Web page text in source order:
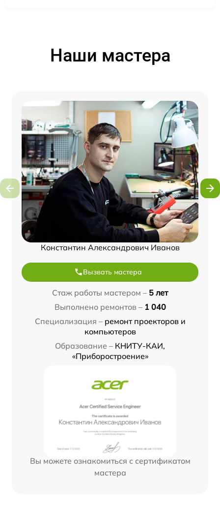
Наши мастера
Константин Александрович Иванов
Вызвать мастера
Стаж работы мастером – 5 лет
Выполнено ремонтов – 1 040
Специализация – ремонт проекторов и
компьютеров
Образование – КНИТУ-КАИ,
«Приборостроение»
Вы можете ознакомиться с сертификатом
мастера